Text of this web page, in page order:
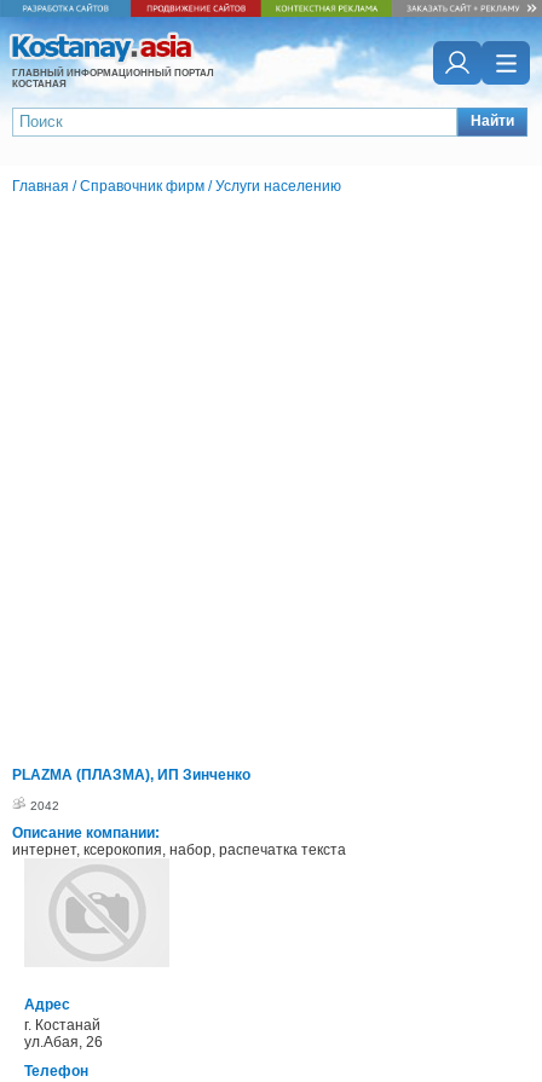
ГЛАВНЫЙ ИНФОРМАЦИОННЫЙ ПОРТАЛ
КОСТАНАЯ
Найти
Главная /Справочник фирм /Услуги населению
PLAZMA (ПЛАЗМА), ИП Зинченко
2042
Описание компании:
интернет, ксерокопия, набор, распечатка текста
Адрес
г. Костанай
ул.Абая, 26
Телефон